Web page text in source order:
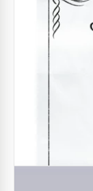
Modelo
rosa
Google Docs